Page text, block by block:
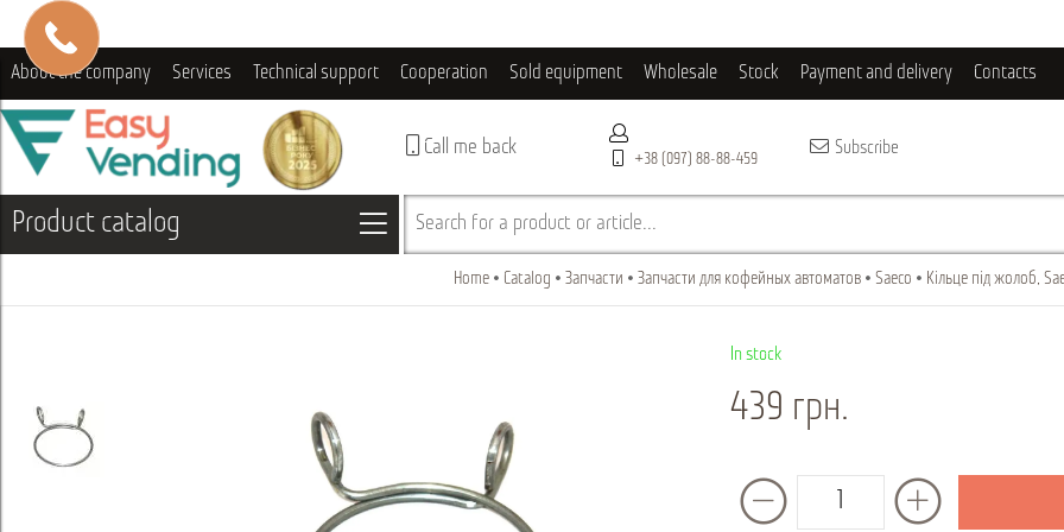
About the company Services Technical support Cooperation Sold equipment Wholesale Stock Payment and delivery Contacts
Call me back
+38 (097) 88-88-459
Subscribe
Product catalog Search for a product or article...
Home Catalog Запчасти Запчасти для кофейных автоматов Saeco Кільце під жолоб,
In stock
439 грн.